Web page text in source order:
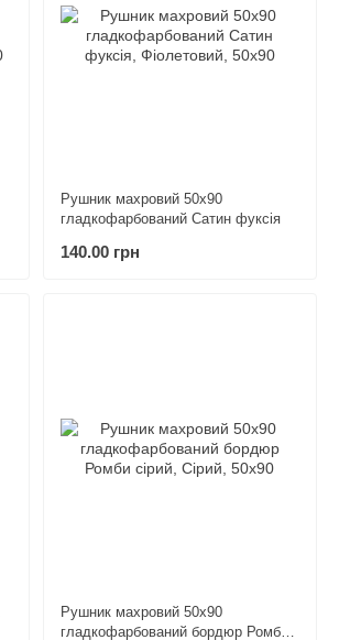
Рушник махровий 50х90
гладкофарбований Сатин фуксія
140.00 грн
Рушник махровий 50х90
гладкофарбований бордюр Ромби